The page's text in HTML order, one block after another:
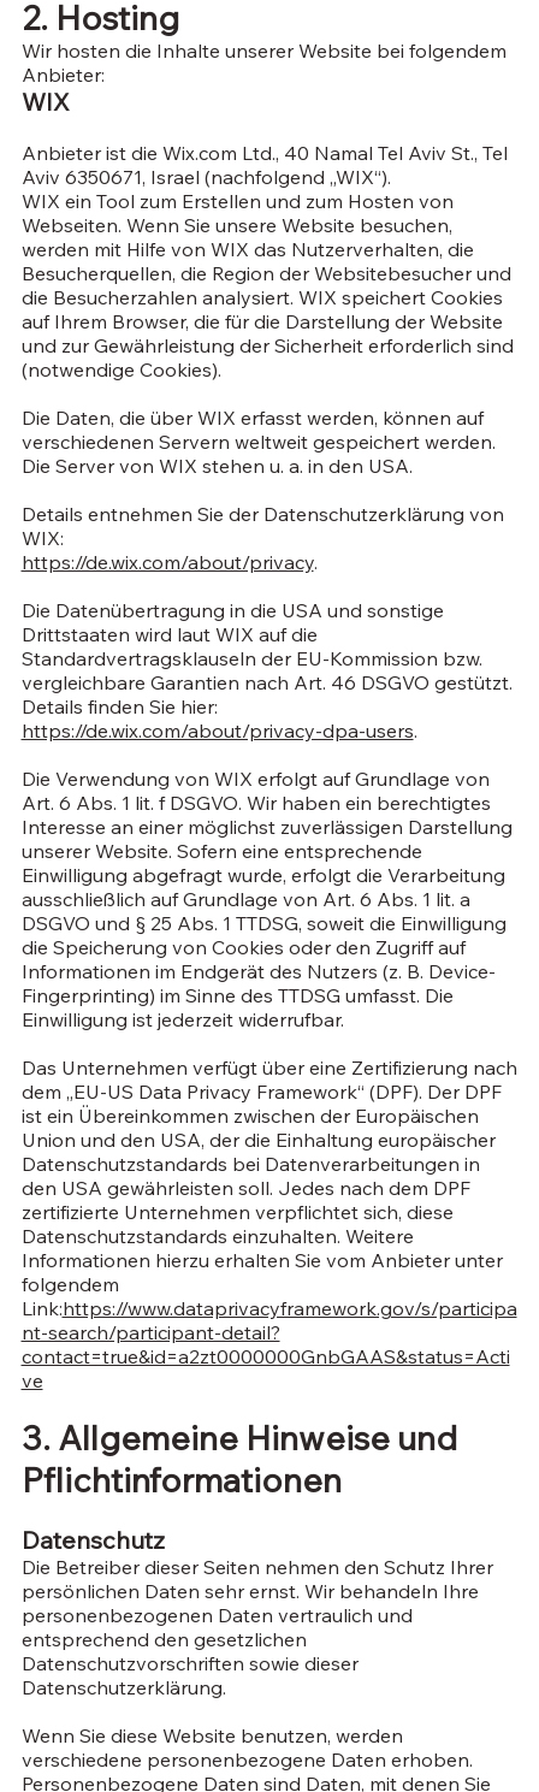
2. Hosting
Wir hosten die Inhalte unserer Website bei folgendem
Anbieter:
WIX
Anbieter ist die Wix.com Ltd., 40 Namal Tel Aviv St., Tel
Aviv 6350671, Israel (nachfolgend „WIX“).
WIX ein Tool zum Erstellen und zum Hosten von
Webseiten. Wenn Sie unsere Website besuchen,
werden mit Hilfe von WIX das Nutzerverhalten, die
Besucherquellen, die Region der Websitebesucher und
die Besucherzahlen analysiert. WIX speichert Cookies
auf Ihrem Browser, die für die Darstellung der Website
und zur Gewährleistung der Sicherheit erforderlich sind
(notwendige Cookies).
Die Daten, die über WIX erfasst werden, können auf
verschiedenen Servern weltweit gespeichert werden.
Die Server von WIX stehen u. a. in den USA.
Details entnehmen Sie der Datenschutzerklärung von
WIX:
https://de.wix.com/about/privacy.
Die Datenübertragung in die USA und sonstige
Drittstaaten wird laut WIX auf die
Standardvertragsklauseln der EU-Kommission bzw.
vergleichbare Garantien nach Art. 46 DSGVO gestützt.
Details finden Sie hier:
https://de.wix.com/about/privacy-dpa-users.
Die Verwendung von WIX erfolgt auf Grundlage von
Art. 6 Abs. 1 lit. f DSGVO. Wir haben ein berechtigtes
Interesse an einer möglichst zuverlässigen Darstellung
unserer Website. Sofern eine entsprechende
Einwilligung abgefragt wurde, erfolgt die Verarbeitung
ausschließlich auf Grundlage von Art. 6 Abs. 1 lit. a
DSGVO und § 25 Abs. 1 TTDSG, soweit die Einwilligung
die Speicherung von Cookies oder den Zugriff auf
Informationen im Endgerät des Nutzers (z. B. Device-
Fingerprinting) im Sinne des TTDSG umfasst. Die
Einwilligung ist jederzeit widerrufbar.
Das Unternehmen verfügt über eine Zertifizierung nach
dem „EU-US Data Privacy Framework“ (DPF). Der DPF
ist ein Übereinkommen zwischen der Europäischen
Union und den USA, der die Einhaltung europäischer
Datenschutzstandards bei Datenverarbeitungen in
den USA gewährleisten soll. Jedes nach dem DPF
zertifizierte Unternehmen verpflichtet sich, diese
Datenschutzstandards einzuhalten. Weitere
Informationen hierzu erhalten Sie vom Anbieter unter
folgendem
Link:https://www.dataprivacyframework.gov/s/participa
nt-search/participant-detail?
contact=true&id=a2zt0000000GnbGAAS&status=Acti
ve
3. Allgemeine Hinweise und
Pflichtinformationen
Datenschutz
Die Betreiber dieser Seiten nehmen den Schutz Ihrer
persönlichen Daten sehr ernst. Wir behandeln Ihre
personenbezogenen Daten vertraulich und
entsprechend den gesetzlichen
Datenschutzvorschriften sowie dieser
Datenschutzerklärung.
Wenn Sie diese Website benutzen, werden
verschiedene personenbezogene Daten erhoben.
Personenbezogene Daten sind Daten, mit denen Sie